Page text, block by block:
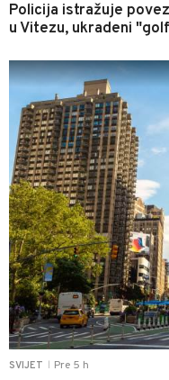
Policija istražuje
u Vitezu, ukradeni
SVIJET Pre 5 h